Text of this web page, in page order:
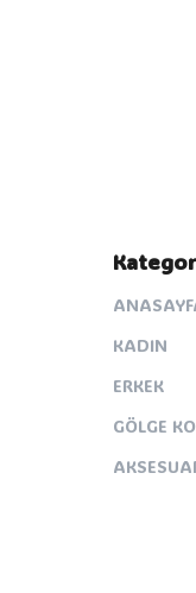
KADIN
ERKEK
GÖLGE